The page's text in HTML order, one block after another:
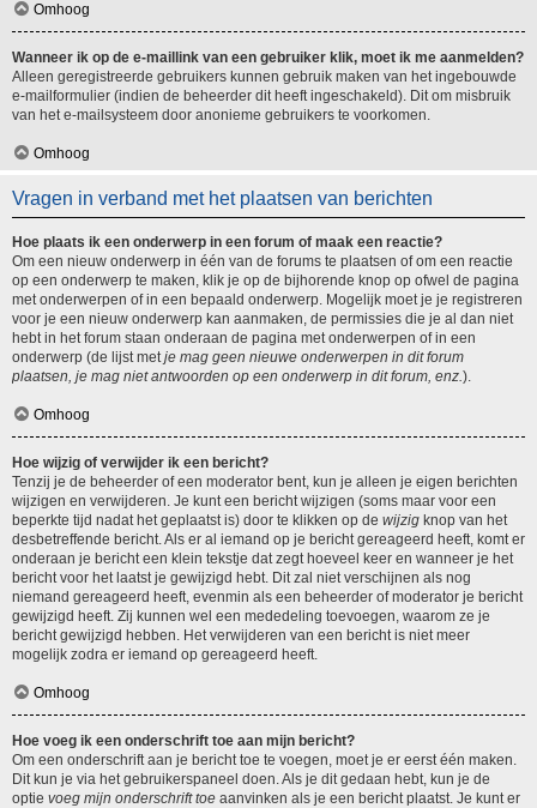
Omhoog
Wanneer ik op de e-maillink van een gebruiker klik, moet ik me aanmelden?
Alleen geregistreerde gebruikers kunnen gebruik maken van het ingebouwde
e-mailformulier (indien de beheerder dit heeft ingeschakeld). Dit om misbruik
van het e-mailsysteem door anonieme gebruikers te voorkomen.
Omhoog
Vragen in verband met het plaatsen van berichten
Hoe plaats ik een onderwerp in een forum of maak een reactie?
Om een nieuw onderwerp in één van de forums te plaatsen of om een reactie
op een onderwerp te maken, klik je op de bijhorende knop op ofwel de pagina
met onderwerpen of in een bepaald onderwerp. Mogelijk moet je je registreren
voor je een nieuw onderwerp kan aanmaken, de permissies die je al dan niet
hebt in het forum staan onderaan de pagina met onderwerpen of in een
onderwerp (de lijst metje mag geen nieuwe onderwerpen in dit forum
plaatsen, je mag niet antwoorden op een onderwerp in dit forum, enz.).
Omhoog
Hoe wijzig of verwijder ik een bericht?
Tenzij je de beheerder of een moderator bent, kun je alleen je eigen berichten
wijzigen en verwijderen. Je kunt een bericht wijzigen (soms maar voor een
beperkte tijd nadat het geplaatst is) door te klikken op de wijzig knop van het
desbetreffende bericht. Als er al iemand op je bericht gereageerd heeft, komt er
onderaan je bericht een klein tekstje dat zegt hoeveel keer en wanneer je het
bericht voor het laatst je gewijzigd hebt. Dit zal niet verschijnen als nog
niemand gereageerd heeft, evenmin als een beheerder of moderator je bericht
gewijzigd heeft. Zij kunnen wel een mededeling toevoegen, waarom ze je
bericht gewijzigd hebben. Het verwijderen van een bericht is niet meer
mogelijk zodra er iemand op gereageerd heeft.
Omhoog
Hoe voeg ik een onderschrift toe aan mijn bericht?
Om een onderschrift aan je bericht toe te voegen, moet je er eerst één maken.
Dit kun je via het gebruikerspaneel doen. Als je dit gedaan hebt, kun je de
optie voeg mijn onderschrift toe aanvinken als je een bericht plaatst. Je kunt er